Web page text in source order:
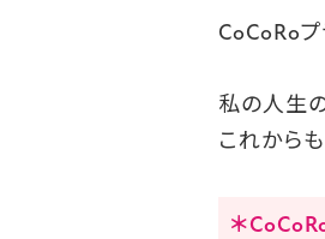
CoCoRoプ
私の人生
これからも
＊